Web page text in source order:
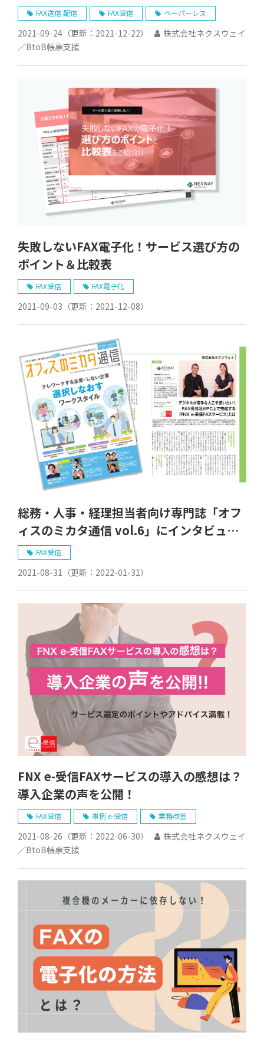
FAX送信 配信 FAX受信 ペーパーレス
2021-09-24 （更新： 2021-12-22）
株式会社ネクスウェイ
／BtoB帳票支援
失敗しないFAX電子化！サービス選び方の
ポイント＆比較表
FAX受信 FAX電子化
2021-09-03 （更新： 2021-12-08）
総務・人事・経理担当者向け専門誌「オフ
ィスのミカタ通信 vol.6」にインタビュー
記事が掲載されました｜FNX e-受信FAXサ
ービス
FAX受信
2021-08-31 （更新： 2022-01-31）
FNX e-受信FAXサービスの導入の感想は？
導入企業の声を公開！
FAX受信 事例 e-受信 業務改善
2021-08-26 （更新： 2022-06-30）
株式会社ネクスウェイ
／BtoB帳票支援